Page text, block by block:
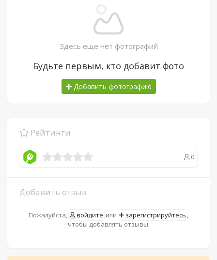
Здесь еще нет фотографий
Будьте первым, кто добавит фото
Добавить фотографию
Рейтинги
0
Добавить отзыв
Пожалуйста, войдите или зарегистрируйтесь ,
чтобы добавлять отзывы.